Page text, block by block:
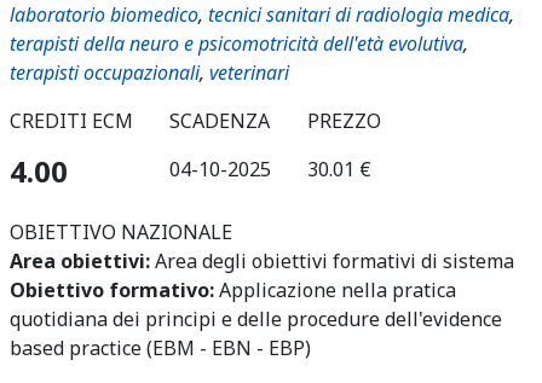
laboratorio biomedico, tecnici sanitari di radiologia medica,
terapisti della neuro e psicomotricità dell'età evolutiva,
terapisti occupazionali, veterinari
CREDITI ECM
4.00
SCADENZA
04-10-2025
PREZZO
30.01 €
OBIETTIVO NAZIONALE
Area obiettivi:Area degli obiettivi formativi di sistema
Obiettivo formativo:Applicazione nella pratica
quotidiana dei principi e delle procedure dell'evidence
based practice (EBM - EBN - EBP)